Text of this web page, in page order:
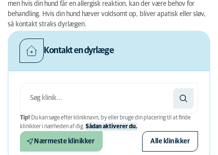
men hvis din hund får en allergisk reaktion, kan der være behov for
behandling. Hvis din hund hæver voldsomt op, bliver apatisk eller sløv,
så kontakt straks dyrlægen.
Kontakt en dyrlæge
Tip! Du kan søge efter kliniknavn, by eller bruge din placering til at finde
klinikker i nærheden af ​​dig. Sådan aktiverer du.
Nærmeste klinikker Alle klinikker